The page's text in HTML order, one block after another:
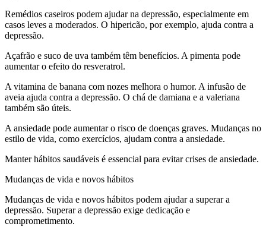
Remédios caseiros podem ajudar na depressão, especialmente em
casos leves a moderados. O hipericão, por exemplo, ajuda contra a
depressão.
Açafrão e suco de uva também têm benefícios. A pimenta pode
aumentar o efeito do resveratrol.
A vitamina de banana com nozes melhora o humor. A infusão de
aveia ajuda contra a depressão. O chá de damiana e a valeriana
também são úteis.
A ansiedade pode aumentar o risco de doenças graves. Mudanças no
estilo de vida, como exercícios, ajudam contra a ansiedade.
Manter hábitos saudáveis é essencial para evitar crises de ansiedade.
Mudanças de vida e novos hábitos
Mudanças de vida e novos hábitos podem ajudar a superar a
depressão. Superar a depressão exige dedicação e
comprometimento.